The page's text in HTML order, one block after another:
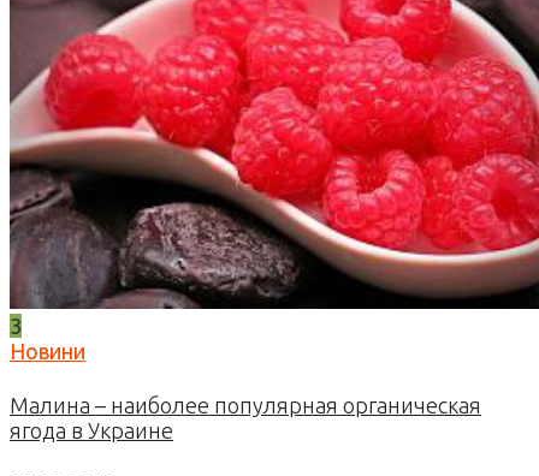
3
Новини
Малина – наиболее популярная органическая
ягода в Украине